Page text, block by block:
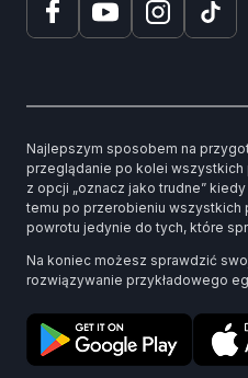
Najlepszym sposobem na
przeglądanie po kolei wszystkich
z opcji „oznacz jako trudne”
temu po przerobieniu wszystkich
powrotu jedynie do tych, które
Na koniec możesz sprawdzić
rozwiązywanie przykładowego